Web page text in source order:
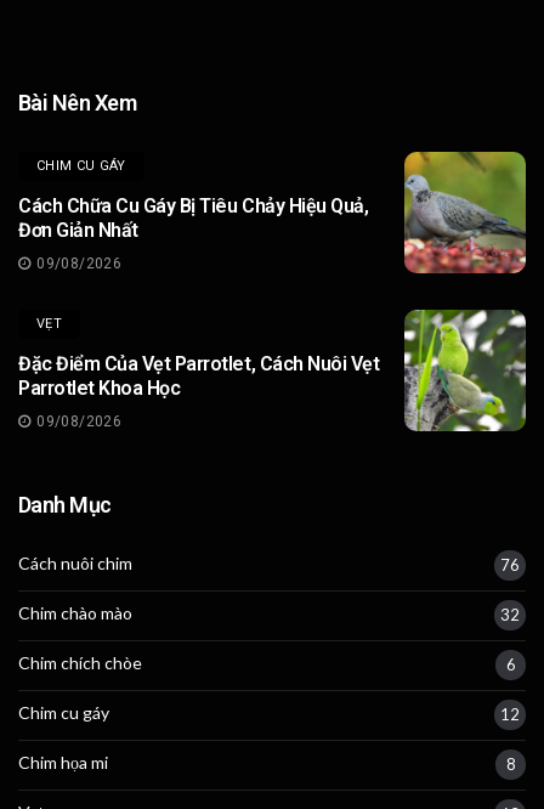
Bài Nên Xem
CHIM CU GÁY
Cách Chữa Cu Gáy Bị Tiêu Chảy Hiệu Quả,
Đơn Giản Nhất
09/08/2026
VẸT
Đặc Điểm Của Vẹt Parrotlet, Cách Nuôi Vẹt
Parrotlet Khoa Học
09/08/2026
Danh Mục
Cách nuôi chim 76
Chim chào mào 32
Chim chích chòe 6
Chim cu gáy 12
Chim họa mi 8